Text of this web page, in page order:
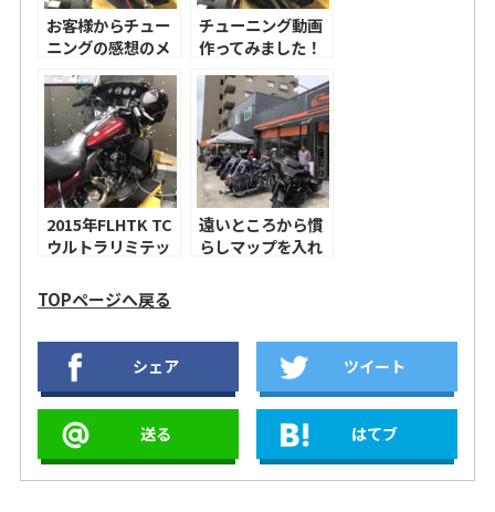
お客様からチュー
ニングの感想のメ
ールを頂きまし
た！！
チューニング動画
作ってみました！
ノーマルカムで
96.58馬力！2018
年FLTRSEロード
グライドCVOのチ
ューニング！
2015年FLHTK TC
ウルトラリミテッ
グ！
遠いところから慣
らしマップを入れ
TOPページへ戻る
シェア ツイート
送る はてブ